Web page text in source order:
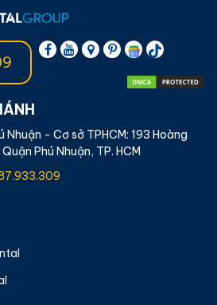
Nhuận - Cơ sở TPHCM: 193 Hoàng
Phú Nhuận, TP. HCM